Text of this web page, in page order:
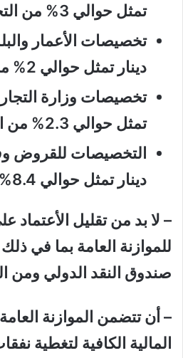
تمثل حوالي 3% من التخصيصات.
دينار تمثل حوالي 2% من التخصيصات.
تمثل حوالي 2.3% من التخصيصات.
دينار تمثل حوالي 8.4% من التخصيصات.
– لا بد من تقليل الأعتماد
للموازنة العامة بما في
صندوق النقد الدولي ومن
– أن تتضمن الموازنة
المالية الكافية لتغطية